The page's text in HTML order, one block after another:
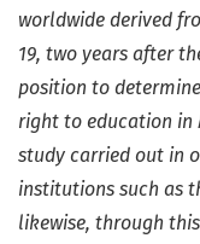
worldwide derived
19, two years after
position to
right to education in
study carried out in
institutions such as
likewise, through